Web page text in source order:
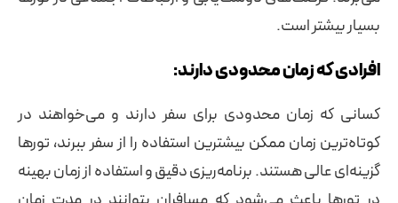
بسیار بیشتر است.
افرادی که زمان محدودی دارند:
کسانی که زمان محدودی برای سفر دارند و می‌خواهند در
کوتاه‌ترین زمان ممکن بیشترین استفاده را از سفر ببرند، تورها
گزینه‌ای عالی هستند. برنامه‌ریزی دقیق و استفاده از زمان بهینه